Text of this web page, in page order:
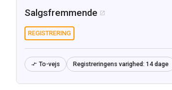
Salgsfremmende 
REGISTRERING
 To-vejs Registreringens varighed: 14 dage